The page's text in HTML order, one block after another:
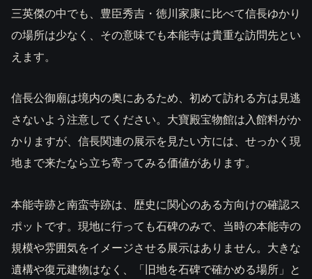
三英傑の中でも、豊臣秀吉・徳川家康に比べて信長ゆかり
の場所は少なく、その意味でも本能寺は貴重な訪問先とい
えます。
信長公御廟は境内の奥にあるため、初めて訪れる方は見逃
さないよう注意してください。大寶殿宝物館は入館料がか
かりますが、信長関連の展示を見たい方には、せっかく現
地まで来たなら立ち寄ってみる価値があります。
本能寺跡と南蛮寺跡は、歴史に関心のある方向けの確認ス
ポットです。現地に行っても石碑のみで、当時の本能寺の
規模や雰囲気をイメージさせる展示はありません。大きな
遺構や復元建物はなく、「旧地を石碑で確かめる場所」と